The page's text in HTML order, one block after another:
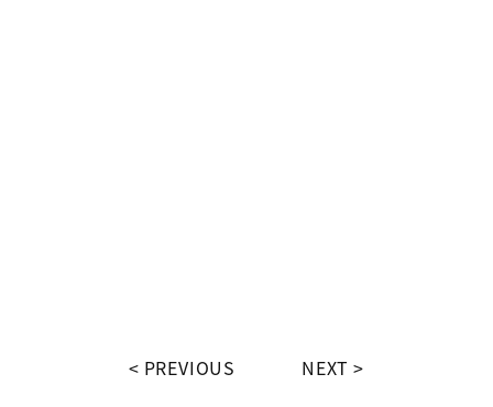
PREVIOUS NEXT